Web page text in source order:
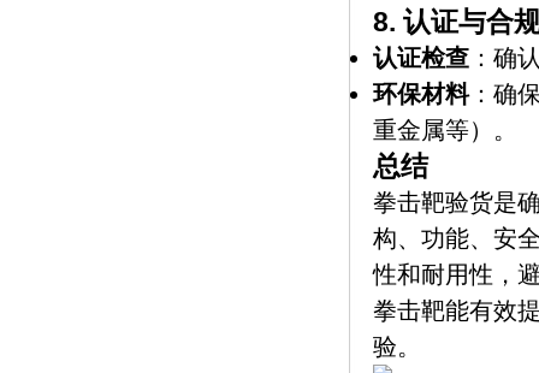
8. 认证与合
认证检查 ：确
环保材料：确
重金属等）。
总结
拳击靶验货是
构、功能、安
性和耐用性，
拳击靶能有效
验。